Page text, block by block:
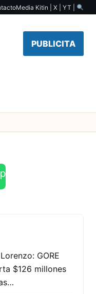
Media Kitin | X | YT |
PUBLICITA
GORE
$126 millones